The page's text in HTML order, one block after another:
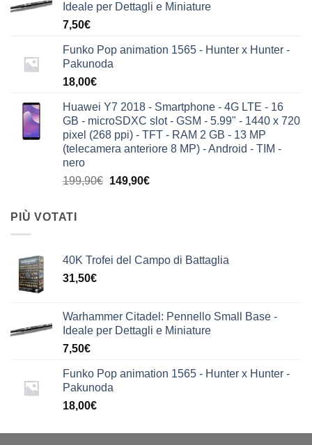
Ideale per Dettagli e Miniature
7,50€
Funko Pop animation 1565 - Hunter x Hunter -
Pakunoda
18,00€
Huawei Y7 2018 - Smartphone - 4G LTE - 16
GB - microSDXC slot - GSM - 5.99" - 1440 x 720
pixel (268 ppi) - TFT - RAM 2 GB - 13 MP
(telecamera anteriore 8 MP) - Android - TIM -
nero
199,90€ Il
149,90€Il
PIÙ VOTATI
40K Trofei del Campo di Battaglia
31,50€
Warhammer Citadel: Pennello Small Base -
Ideale per Dettagli e Miniature
7,50€
Funko Pop animation 1565 - Hunter x Hunter -
Pakunoda
18,00€